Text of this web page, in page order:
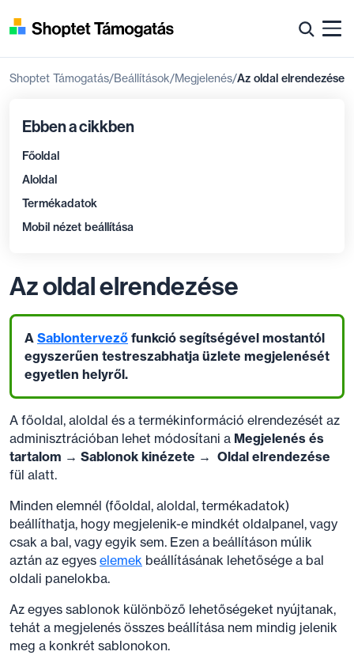
Shoptet Támogatás Beállítások Megjelenés Az oldal elrendezése
Ebben a cikkben
Főoldal
Aloldal
Termékadatok
Mobil nézet beállítása
Az oldal elrendezése
A Sablontervező funkció segítségével mostantól
egyszerűen testreszabhatja üzlete megjelenését
egyetlen helyről.
A főoldal, aloldal és a termékinformáció elrendezését az
adminisztrációban lehet módosítani a Megjelenés és
tartalom → Sablonok kinézete → Oldal elrendezése
fül alatt.
Minden elemnél (főoldal, aloldal, termékadatok)
beállíthatja, hogy megjelenik-e mindkét oldalpanel, vagy
csak a bal, vagy egyik sem. Ezen a beállításon múlik
aztán az egyes elemek beállításának lehetősége a bal
oldali panelokba.
Az egyes sablonok különböző lehetőségeket nyújtanak,
tehát a megjelenés összes beállítása nem mindig jelenik
meg a konkrét sablonokon.